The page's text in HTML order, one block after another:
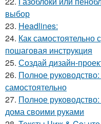
выбор
23. Headlines:
24. Как самостоятельно
пошаговая инструкция
25. Создай дизайн-
26. Полное
самостоятельно
27. Полное руководство:
дома своими руками